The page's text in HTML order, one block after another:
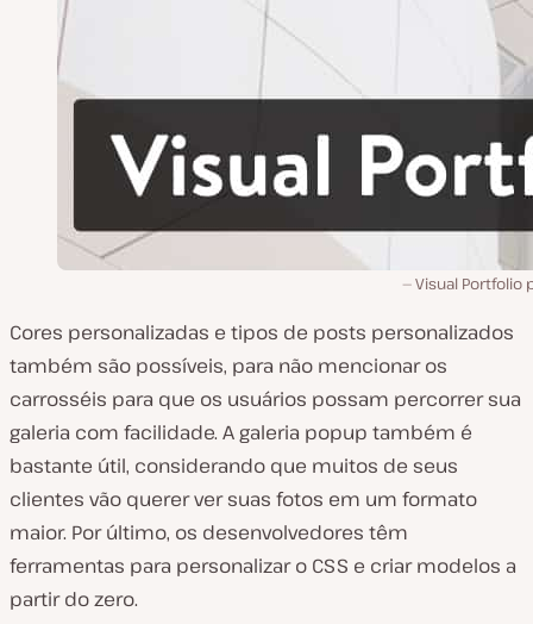
Visual Portfolio
Cores personalizadas e tipos de posts personalizados
também são possíveis, para não mencionar os
carrosséis para que os usuários possam percorrer sua
galeria com facilidade. A galeria popup também é
bastante útil, considerando que muitos de seus
clientes vão querer ver suas fotos em um formato
maior. Por último, os desenvolvedores têm
ferramentas para personalizar o CSS e criar modelos a
partir do zero.